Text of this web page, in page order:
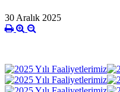
30 Aralık 2025